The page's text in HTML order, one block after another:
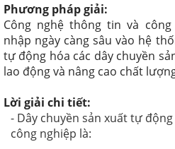
Phương pháp giải:
Công nghệ thông tin và
nhập ngày càng sâu vào hệ
tự động hóa các dây chuyền
lao động và nâng cao chất
Lời giải chi tiết:
- Dây chuyền sản xuất tự
công nghiệp là: